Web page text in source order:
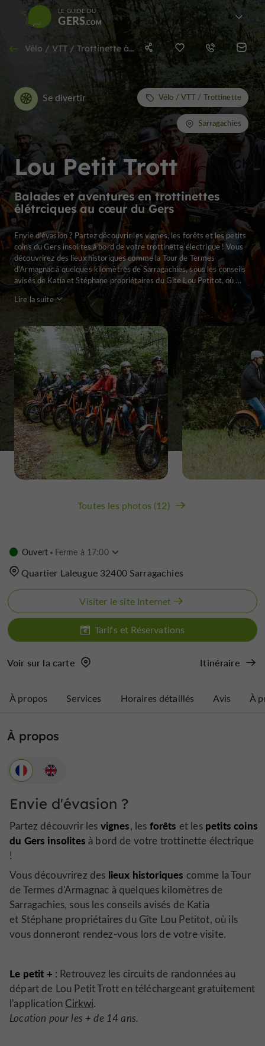
LE GUIDE DU
GERS
Vélo / VTT / Trottinette à Sarragachies
Lou Petit Trott
Balades et aventures en trottinettes
élétrciques au cœur du Gers
Se divertir Vélo / VTT / Trottinette
Sarragachies
Envie d'évasion ? Partez découvrir les vignes, les forêts et les petits
coins du Gers insolites à bord de votre trottinette électrique ! Vous
découvrirez des lieux historiques comme la Tour de Termes
d'Armagnac à quelques kilomètres de Sarragachies, sous les conseils
avisés de Katia et Stéphane propriétaires du Gîte Lou Petitot, où ...
Lire la suite
Toutes les photos (12)
Ouvert Ferme à 17:00
Quartier Laleugue 32400 Sarragachies
Visiter le site Internet
Tarifs et Réservations
Voir sur la carte Itinéraire
À propos Services Horaires détaillés Avis À
À propos
Envie d'évasion ?
Partez découvrir les vignes, les forêts et les petits coins
du Gers insolites à bord de votre trottinette électrique
!
Vous découvrirez des lieux historiques comme la Tour
de Termes d'Armagnac à quelques kilomètres de
Sarragachies, sous les conseils avisés de Katia
et Stéphane propriétaires du Gîte Lou Petitot, où ils
vous donneront rendez-vous lors de votre visite.
Le petit + : Retrouvez les circuits de randonnées au
départ de Lou Petit Trott en téléchargeant gratuitement
l'application Cirkwi.
Location pour les + de 14 ans.